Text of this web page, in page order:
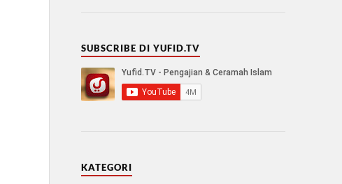
SUBSCRIBE DI YUFID.TV
KATEGORI